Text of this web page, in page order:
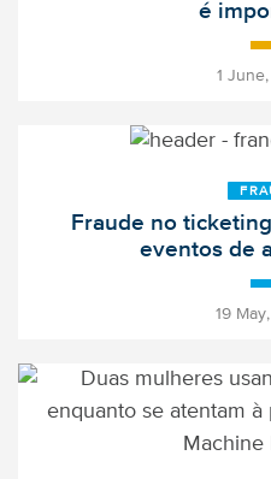
é
1
Fraude no
eventos de
19